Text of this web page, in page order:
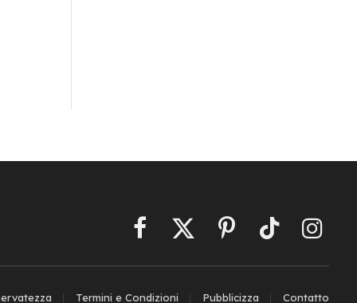
Facebook
X
PinterestTikTok
Termini e Condizioni Pubblicizza Contatto